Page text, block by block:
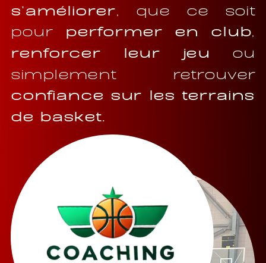
s’améliorer , que ce soit
pour performer en club
renforcer leur jeu ou
simplement retrouver
confiance sur les terrains
de basket.